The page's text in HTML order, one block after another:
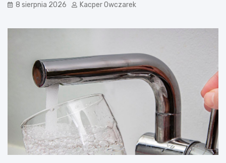
8 sierpnia 2026 Kacper Owczarek